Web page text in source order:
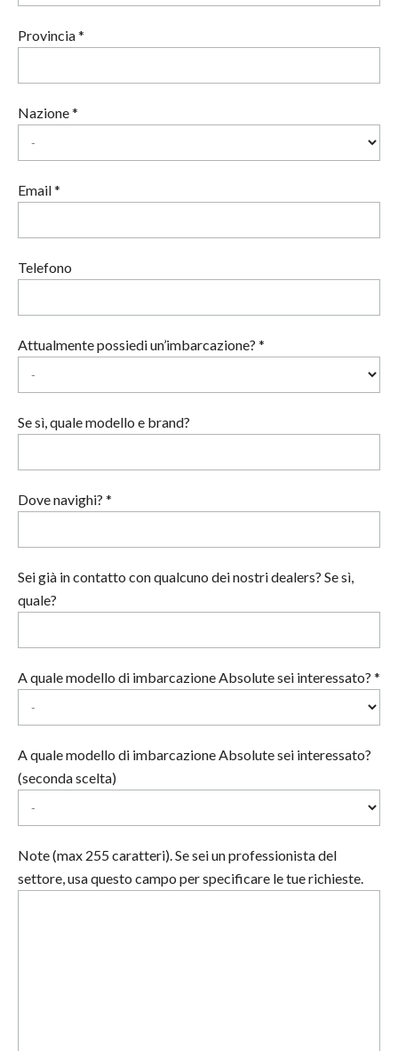
Provincia *
Nazione *
Email *
Telefono
Attualmente possiedi un’imbarcazione? *
Se sì, quale modello e brand?
Dove navighi? *
Sei già in contatto con qualcuno dei nostri dealers? Se sì,
quale?
A quale modello di imbarcazione Absolute sei interessato? *
A quale modello di imbarcazione Absolute sei interessato?
(seconda scelta)
Note (max 255 caratteri). Se sei un professionista del
settore, usa questo campo per specificare le tue richieste.